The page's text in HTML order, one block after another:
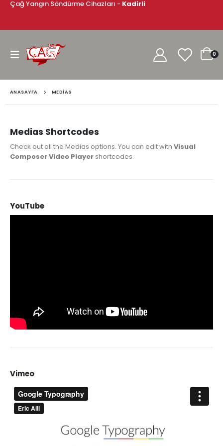
Çağ Yangın Söndürme Cihazları - Kadirli
0
ANASAYFA MEDIAS
Medias Shortcodes
Check out all the Medias options. You can edit with Visual
Composer Video Player shortcodes.
YouTube
Vimeo